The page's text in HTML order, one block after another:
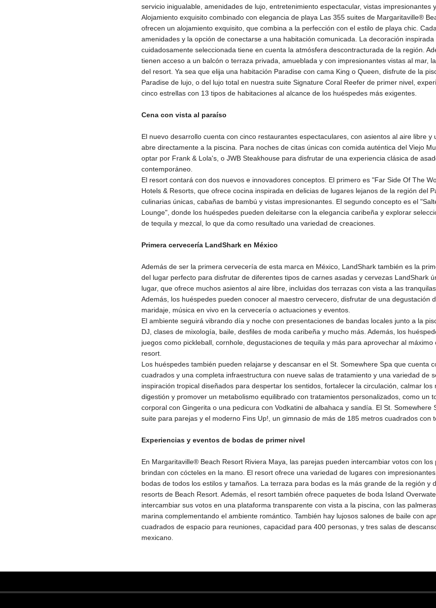
servicio inigualable, amenidades de lujo, entretenimiento espectacular, vistas impresionantes
Alojamiento exquisito combinado con elegancia de playa Las 355 suites de Margaritaville®
ofrecen un alojamiento exquisito, que combina a la perfección con el estilo de playa chic.
amenidades y la opción de conectarse a una habitación comunicada. La decoración
cuidadosamente seleccionada tiene en cuenta la atmósfera descontracturada de la región.
tienen acceso a un balcón o terraza privada, amueblada y con impresionantes vistas al mar,
del resort. Ya sea que elija una habitación Paradise con cama King o Queen, disfrute de la
Paradise de lujo, o del lujo total en nuestra suite Signature Coral Reefer de primer nivel,
cinco estrellas con 13 tipos de habitaciones al alcance de los huéspedes más exigentes.
Cena con vista al paraíso
El nuevo desarrollo cuenta con cinco restaurantes espectaculares, con asientos al aire libre y
abre directamente a la piscina. Para noches de citas únicas con comida auténtica del Viejo
optar por Frank & Lola's, o JWB Steakhouse para disfrutar de una experiencia clásica de
contemporáneo.
El resort contará con dos nuevos e innovadores conceptos. El primero es "Far Side Of The
Hotels & Resorts, que ofrece cocina inspirada en delicias de lugares lejanos de la región del
culinarias únicas, cabañas de bambú y vistas impresionantes. El segundo concepto es el
Lounge", donde los huéspedes pueden deleitarse con la elegancia caribeña y explorar
de tequila y mezcal, lo que da como resultado una variedad de creaciones.
Primera cervecería LandShark en México
Además de ser la primera cervecería de esta marca en México, LandShark también es la
del lugar perfecto para disfrutar de diferentes tipos de carnes asadas y cervezas LandShark
lugar, que ofrece muchos asientos al aire libre, incluidas dos terrazas con vista a las
Además, los huéspedes pueden conocer al maestro cervecero, disfrutar de una degustación
maridaje, música en vivo en la cervecería o actuaciones y eventos.
El ambiente seguirá vibrando día y noche con presentaciones de bandas locales junto a la
DJ, clases de mixología, baile, desfiles de moda caribeña y mucho más. Además, los
juegos como pickleball, cornhole, degustaciones de tequila y más para aprovechar al
resort.
Los huéspedes también pueden relajarse y descansar en el St. Somewhere Spa que cuenta
cuadrados y una completa infraestructura con nueve salas de tratamiento y una variedad de
inspiración tropical diseñados para despertar los sentidos, fortalecer la circulación, calmar los
digestión y promover un metabolismo equilibrado con tratamientos personalizados, como un
corporal con Gingerita o una pedicura con Vodkatini de albahaca y sandía. El St. Somewhere
suite para parejas y el moderno Fins Up!, un gimnasio de más de 185 metros cuadrados con
Experiencias y eventos de bodas de primer nivel
En Margaritaville® Beach Resort Riviera Maya, las parejas pueden intercambiar votos con
brindan con cócteles en la mano. El resort ofrece una variedad de lugares con
bodas de todos los estilos y tamaños. La terraza para bodas es la más grande de la región y
resorts de Beach Resort. Además, el resort también ofrece paquetes de boda Island
intercambiar sus votos en una plataforma transparente con vista a la piscina, con las
marina complementando el ambiente romántico. También hay lujosos salones de baile con
cuadrados de espacio para reuniones, capacidad para 400 personas, y tres salas de
mexicano.